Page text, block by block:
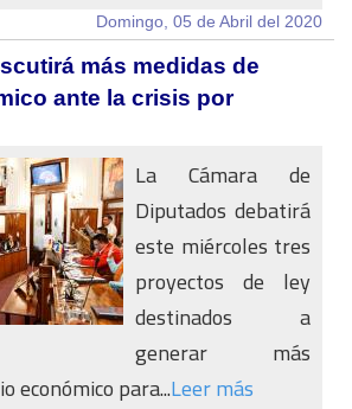
Domingo, 05 de Abril del 2020
más medidas de
ante la crisis por
La Cámara de
Diputados debatirá
este miércoles tres
proyectos de ley
destinados a
generar más
económico para...Leer más